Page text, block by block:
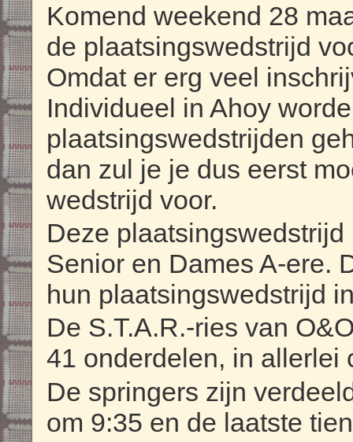
Komend weekend 28
de plaatsingswedstrijd
Omdat er erg veel
Individueel in Ahoy
plaatsingswedstrijden
dan zul je je dus eerst
wedstrijd voor.
Deze
Senior en Dames A-ere.
hun plaatsingswedstrijd
De S.T.A.R.-ries van
41 onderdelen, in allerlei
De springers zijn
om 9:35 en de laatste